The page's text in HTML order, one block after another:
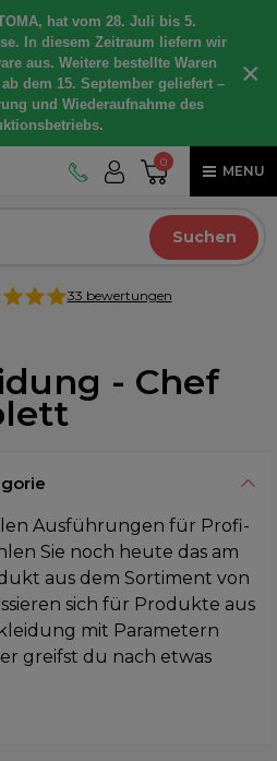
hat vom 28. Juli bis 5.
In diesem Zeitraum liefern wir
aus. Weitere bestellte Waren
dem 15. September geliefert –
und Wiederaufnahme des
×
0
MENU
Suchen
33 bewertungen
- Chef
Ausführungen für Profi-
Sie noch heute das am
aus dem Sortiment von
sich für Produkte aus
mit Parametern
greifst du nach etwas